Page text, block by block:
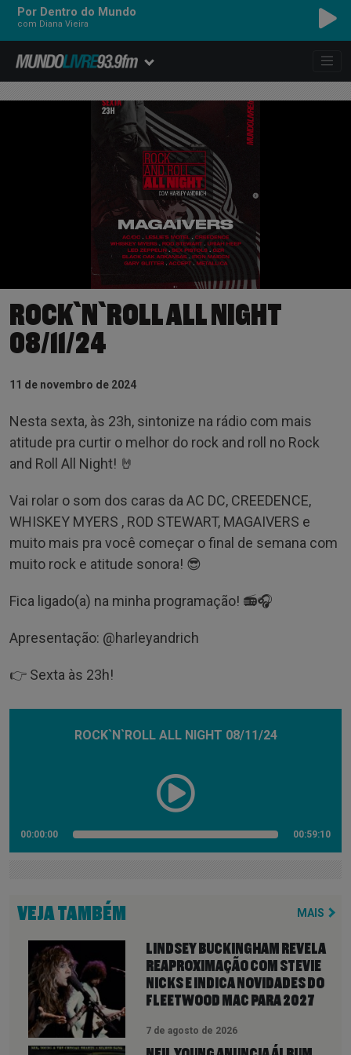
Por Dentro do Mundo
com Diana Vieira
ROCK`N`ROLL ALL NIGHT
08/11/24
11 de novembro de 2024
Nesta sexta, às 23h, sintonize na rádio com mais
atitude pra curtir o melhor do rock and roll no Rock
and Roll All Night! 🤘
Vai rolar o som dos caras da AC DC, CREEDENCE,
WHISKEY MYERS , ROD STEWART, MAGAIVERS e
muito mais pra você começar o final de semana com
muito rock e atitude sonora! 😎
Fica ligado(a) na minha programação! 📻🎧
Apresentação: @‌harleyandrich
👉 Sexta às 23h!
ROCK`N`ROLL ALL NIGHT 08/11/24
00:00:00 00:59:10
VEJA TAMBÉM MAIS
LINDSEY BUCKINGHAM REVELA
REAPROXIMAÇÃO COM STEVIE
NICKS E INDICA NOVIDADES DO
FLEETWOOD MAC PARA 2027
7 de agosto de 2026